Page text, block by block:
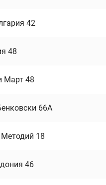
42
48
Март 48
66А
18
46